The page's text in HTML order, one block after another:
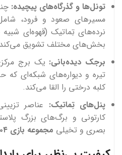
تونل‌ها و گذرگاه‌های پیچیده:
مسیرهای صعود و فرود،
نرده‌های تِماتیک (قهوه‌ای
بخش‌های مختلف تشویق
برجک دیده‌بانی: یک برج
تیره و دیواره‌های شبکه‌ای که
کلبه درختی را القا می‌کند.
پنل‌های تِماتیک: عناصر
کارتونی و برگ‌های بزرگ
بصری و تخیلی مجموعه بازی ۱۶۰۴